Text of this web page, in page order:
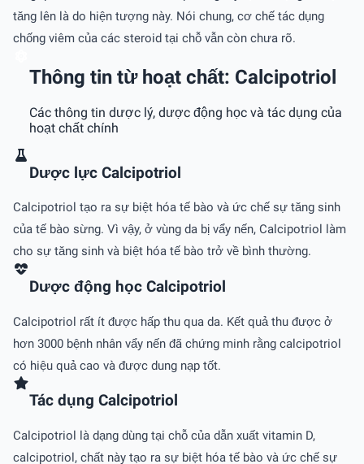
tăng lên là do hiện tượng này. Nói chung, cơ chế tác dụng
chống viêm của các steroid tại chỗ vẫn còn chưa rõ.
Thông tin từ hoạt chất: Calcipotriol
Các thông tin dược lý, dược động học và tác dụng của
hoạt chất chính
Dược lực Calcipotriol
Calcipotriol tạo ra sự biệt hóa tế bào và ức chế sự tăng sinh
của tế bào sừng. Vì vậy, ở vùng da bị vẩy nến, Calcipotriol làm
cho sự tăng sinh và biệt hóa tế bào trở về bình thường.
Dược động học Calcipotriol
Calcipotriol rất ít được hấp thu qua da. Kết quả thu được ở
hơn 3000 bệnh nhân vẩy nến đã chứng minh rằng calcipotriol
có hiệu quả cao và được dung nạp tốt.
Tác dụng Calcipotriol
Calcipotriol là dạng dùng tại chỗ của dẫn xuất vitamin D,
calcipotriol, chất này tạo ra sự biệt hóa tế bào và ức chế sự